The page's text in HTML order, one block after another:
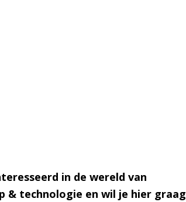
in de wereld van
& technologie en wil je hier graag